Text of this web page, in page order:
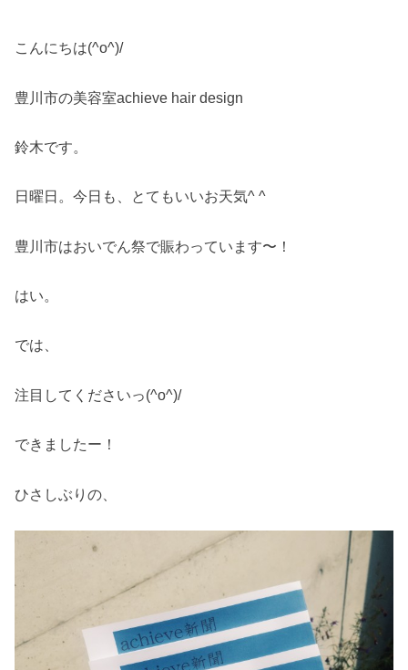
こんにちは(^o^)/
豊川市の美容室achieve hair design
鈴木です。
日曜日。今日も、とてもいいお天気^ ^
豊川市はおいでん祭で賑わっています〜！
はい。
では、
注目してくださいっ(^o^)/
できましたー！
ひさしぶりの、